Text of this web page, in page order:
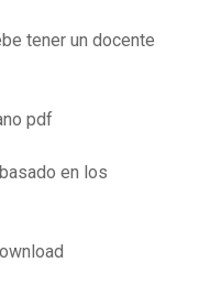
tener un docente
pdf
en los